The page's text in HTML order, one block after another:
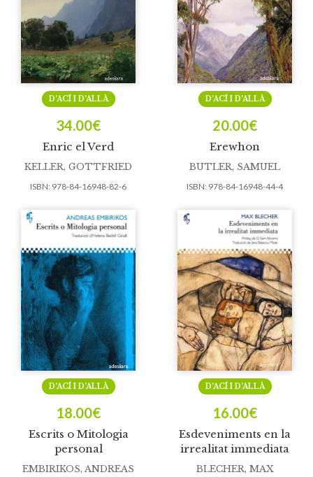
Enric el Verd
D’ACÍ I D’ALLÀ
34.00€
KELLER, GOTTFRIED
ISBN: 978-84-16948-82-6
Erewhon
D’ACÍ I D’ALLÀ
20.00€
BUTLER, SAMUEL
ISBN: 978-84-16948-44-4
Escrits o Mitologia
personal
D’ACÍ I D’ALLÀ
18.00€
EMBIRIKOS, ANDREAS
Esdeveniments en la
irrealitat immediata
D’ACÍ I D’ALLÀ
16.00€
BLECHER, MAX